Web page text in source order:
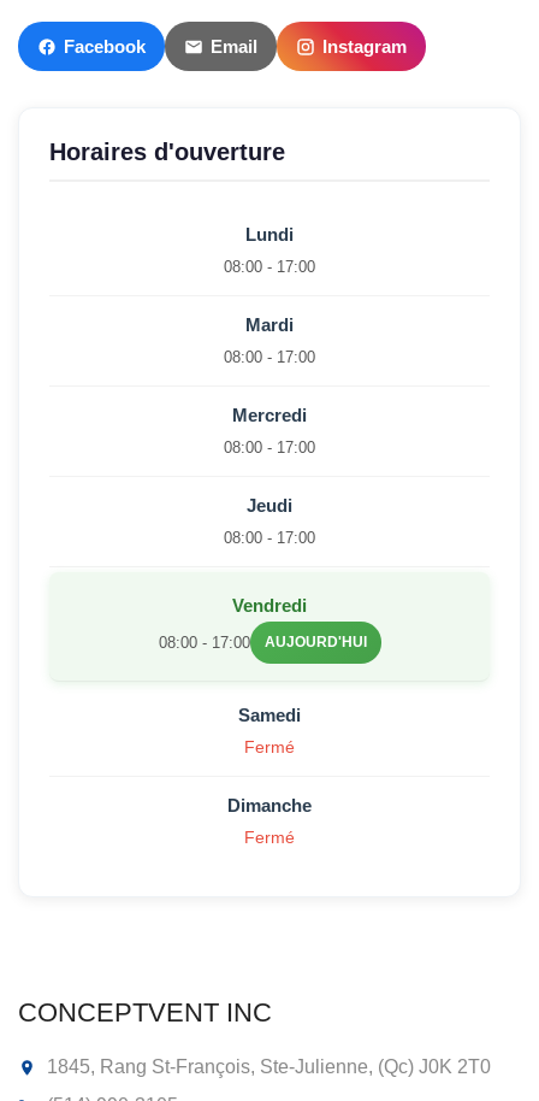
Facebook Email Instagram
Horaires d'ouverture
Lundi
08:00 - 17:00
Mardi
08:00 - 17:00
Mercredi
08:00 - 17:00
Jeudi
08:00 - 17:00
Vendredi
08:00 - 17:00 AUJOURD'HUI
Samedi
Fermé
Dimanche
Fermé